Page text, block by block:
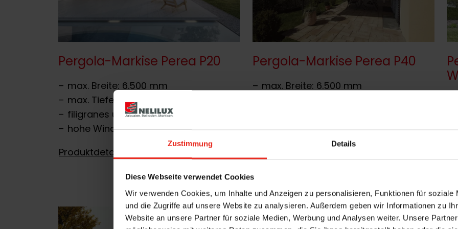
Zustimmung Details
Diese Webseite verwendet Cookies
Wir verwenden Cookies, um Inhalte und Anzeigen zu personalisieren, Funktionen für soziale
und die Zugriffe auf unsere Website zu analysieren. Außerdem geben wir Informationen zu
Website an unsere Partner für soziale Medien, Werbung und Analysen weiter. Unsere
Pergola-Markise Perea P20
max. Breite: 6.500 mm
max. Tiefe: 6.000 mm
filigranes und stylisches Design
hohe Windstabilität
Produktdetails
Pergola-Markise Perea P40
max. Breite: 6.500 mm
Führungsschienen
Führung ohne seitlichen Lichtspalt